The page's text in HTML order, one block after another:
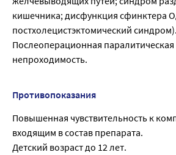
кишечника; дисфункция сфинктера
постхолецистэктомический синдром).
Послеоперационная
непроходимость.
Противопоказания
Повышенная чувствительность к
входящим в состав препарата.
Детский возраст до 12 лет.